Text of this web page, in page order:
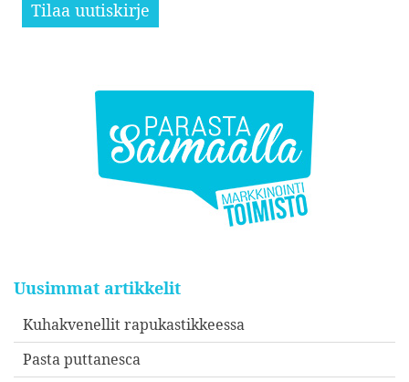
Tilaa uutiskirje
Uusimmat artikkelit
Kuhakvenellit rapukastikkeessa
Pasta puttanesca